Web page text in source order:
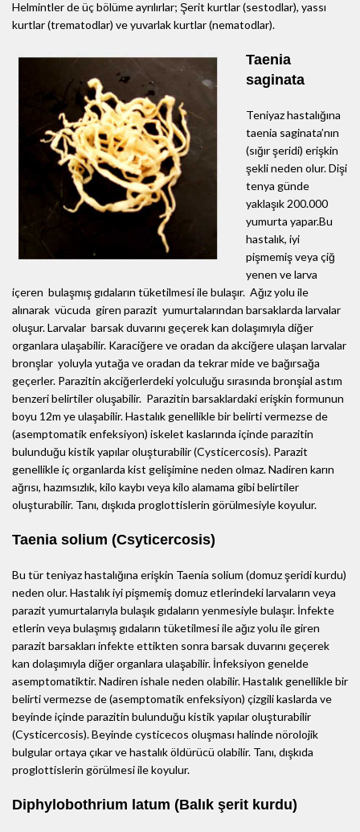
Helmintler de üç bölüme ayrılırlar; Şerit kurtlar (sestodlar), yassı
kurtlar (trematodlar) ve yuvarlak kurtlar (nematodlar).
Taenia
saginata
Teniyaz hastalığına
taenia saginata’nın
(sığır şeridi) erişkin
şekli neden olur. Dişi
tenya günde
yaklaşık 200.000
yumurta yapar.Bu
hastalık, iyi
pişmemiş veya çiğ
yenen ve larva
içeren bulaşmış gıdaların tüketilmesi ile bulaşır. Ağız yolu ile
alınarak vücuda giren parazit yumurtalarından barsaklarda larvalar
oluşur. Larvalar barsak duvarını geçerek kan dolaşımıyla diğer
organlara ulaşabilir. Karaciğere ve oradan da akciğere ulaşan larvalar
bronşlar yoluyla yutağa ve oradan da tekrar mide ve bağırsağa
geçerler. Parazitin akciğerlerdeki yolculuğu sırasında bronşial astım
benzeri belirtiler oluşabilir. Parazitin barsaklardaki erişkin formunun
boyu 12m ye ulaşabilir. Hastalık genellikle bir belirti vermezse de
(asemptomatik enfeksiyon) iskelet kaslarında içinde parazitin
bulunduğu kistik yapılar oluşturabilir (Cysticercosis). Parazit
genellikle iç organlarda kist gelişimine neden olmaz. Nadiren karın
ağrısı, hazımsızlık, kilo kaybı veya kilo alamama gibi belirtiler
oluşturabilir. Tanı, dışkıda proglottislerin görülmesiyle koyulur.
Taenia solium (Csyticercosis)
Bu tür teniyaz hastalığına erişkin Taenia solium (domuz şeridi kurdu)
neden olur. Hastalık iyi pişmemiş domuz etlerindeki larvaların veya
parazit yumurtalarıyla bulaşık gıdaların yenmesiyle bulaşır. İnfekte
etlerin veya bulaşmış gıdaların tüketilmesi ile ağız yolu ile giren
parazit barsakları infekte ettikten sonra barsak duvarını geçerek
kan dolaşımıyla diğer organlara ulaşabilir. İnfeksiyon genelde
asemptomatiktir. Nadiren ishale neden olabilir. Hastalık genellikle bir
belirti vermezse de (asemptomatik enfeksiyon) çizgili kaslarda ve
beyinde içinde parazitin bulunduğu kistik yapılar oluşturabilir
(Cysticercosis). Beyinde cysticecos oluşması halinde nörolojik
bulgular ortaya çıkar ve hastalık öldürücü olabilir. Tanı, dışkıda
proglottislerin görülmesi ile koyulur.
Diphylobothrium latum (Balık şerit kurdu)